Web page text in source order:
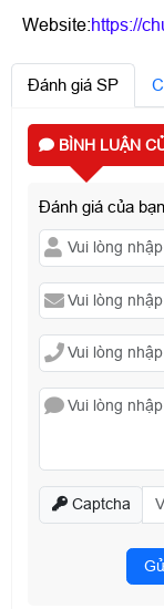
Website:https://
Đánh giá SP
BÌNH LUẬN
Đánh giá của
Captcha